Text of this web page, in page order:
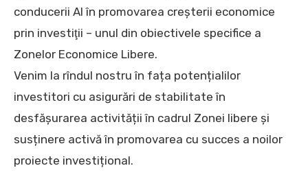
conducerii AI în promovarea creşterii economice
prin investiţii – unul din obiectivele specifice a
Zonelor Economice Libere.
Venim la rîndul nostru în fața potențialilor
investitori cu asigurări de stabilitate în
desfășurarea activității în cadrul Zonei libere și
susținere activă în promovarea cu succes a noilor
proiecte investițional.